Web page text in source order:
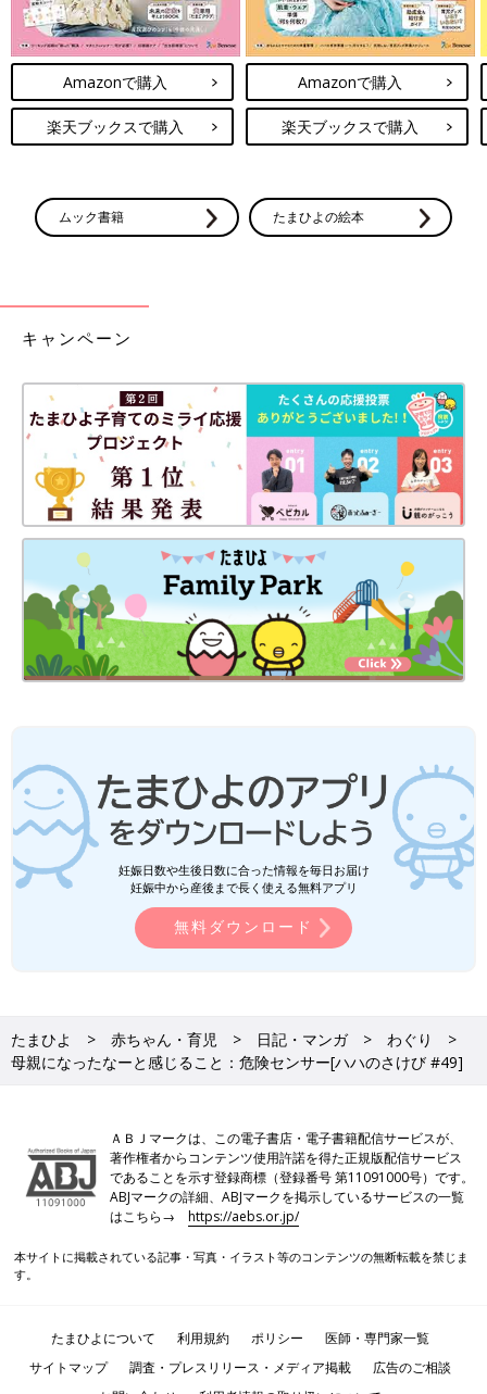
Amazonで購入
楽天ブックスで購入
Amazonで購入
楽天ブックスで購入
ムック書籍 たまひよの絵本
キャンペーン
妊娠日数や生後日数に合った情報を毎日お届け
妊娠中から産後まで長く使える無料アプリ
無料ダウンロード
たまひよ 赤ちゃん・育児 日記・マンガ
わぐり
母親になったなーと感じること：危険センサー[ハハのさけび #49]
ＡＢＪマークは、この電子書店・電子書籍配信サービスが、
著作権者からコンテンツ使用許諾を得た正規版配信サービス
であることを示す登録商標（登録番号 第11091000号）です。
ABJマークの詳細、ABJマークを掲示しているサービスの一覧
はこちら→https://aebs.or.jp/
本サイトに掲載されている記事・写真・イラスト等のコンテンツの無断転載を禁じま
す。
たまひよについて 利用規約 ポリシー
医師・専門家一覧
サイトマップ
調査・プレスリリース・メディア掲載
広告のご相談